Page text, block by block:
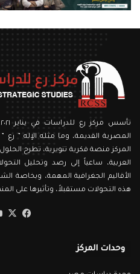
المصرية القديمة، وما مثله الإله ”
المركز منصة فكرية تنويرية، تطرح
العربية، ساعياً إلى رصد وتحليل
الأقاليم الجغرافية المهمة، وبخاصة
هذه التحولات مستقبلاً، وتأثيرها على
وحدات المركز